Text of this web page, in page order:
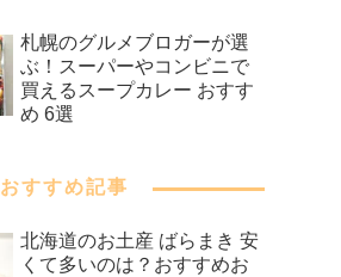
札幌のグルメブロガーが選
ぶ！スーパーやコンビニで
買えるスープカレー おすす
め 6選
おすすめ記事
北海道のお土産 ばらまき 安
くて多いのは？おすすめお